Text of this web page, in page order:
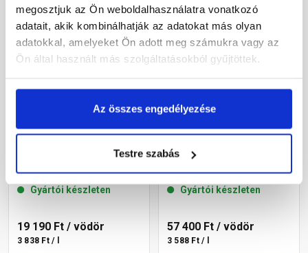
megosztjuk az Ön weboldalhasználatra vonatkozó
adatait, akik kombinálhatják az adatokat más olyan
adatokkal, amelyeket Ön adott meg számukra vagy az
Ön által használt más szolgáltatásokból gyűjtöttek.
Az összes engedélyezése
Testre szabás
Masterplast
Gyártói készleten
19 190 Ft / vödör
3 838 Ft / l
Masterplast
Thermomaster akril
Gyártói készleten
57 400 Ft / vödör
3 588 Ft / l